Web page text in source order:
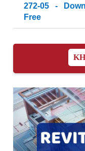
272-05 -
Free